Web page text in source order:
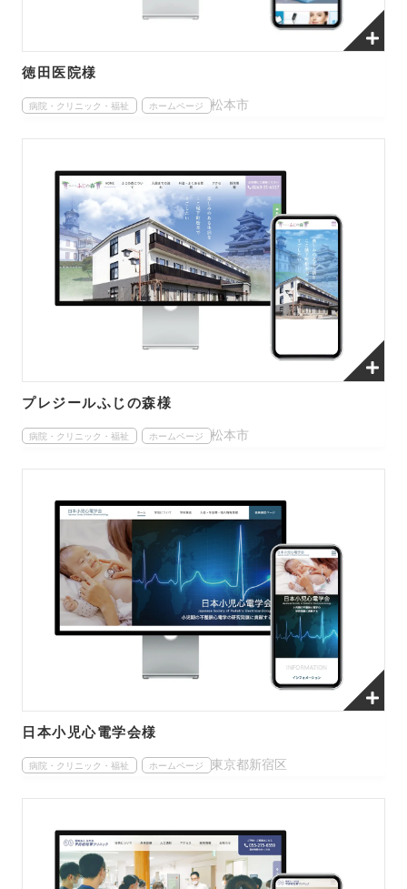
徳田医院様
病院・クリニック・福祉 ホームページ 松本市
プレジールふじの森様
病院・クリニック・福祉 ホームページ 松本市
日本小児心電学会様
病院・クリニック・福祉 ホームページ 東京都新宿区